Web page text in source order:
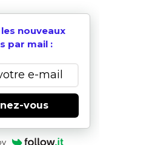
nouveaux
par mail :
vous